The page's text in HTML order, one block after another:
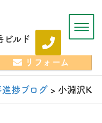
ビルド
リフォーム
進捗ブログ > 小淵沢K